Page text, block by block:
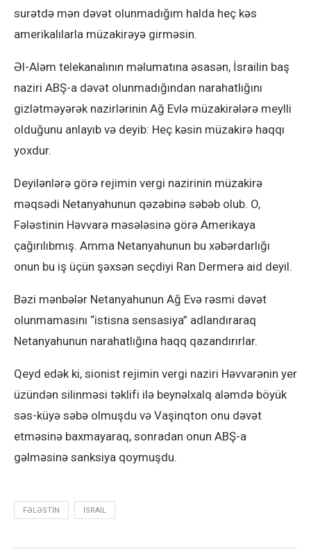
surətdə mən dəvət olunmadığım halda heç kəs
amerikalılarla müzakirəyə girməsin.
Əl-Aləm telekanalının məlumatına əsasən, İsrailin baş
naziri ABŞ-a dəvət olunmadığından narahatlığını
gizlətməyərək nazirlərinin Ağ Evlə müzakirələrə meylli
olduğunu anlayıb və deyib: Heç kəsin müzakirə haqqı
yoxdur.
Deyilənlərə görə rejimin vergi nazirinin müzakirə
məqsədi Netanyahunun qəzəbinə səbəb olub. O,
Fələstinin Həvvarə məsələsinə görə Amerikaya
çağırılıbmış. Amma Netanyahunun bu xəbərdarlığı
onun bu iş üçün şəxsən seçdiyi Ran Dermerə aid deyil.
Bəzi mənbələr Netanyahunun Ağ Evə rəsmi dəvət
olunmamasını “istisna sensasiya” adlandıraraq
Netanyahunun narahatlığına haqq qazandırırlar.
Qeyd edək ki, sionist rejimin vergi naziri Həvvarənin yer
üzündən silinməsi təklifi ilə beynəlxalq aləmdə böyük
səs-küyə səbə olmuşdu və Vaşinqton onu dəvət
etməsinə baxmayaraq, sonradan onun ABŞ-a
gəlməsinə sanksiya qoymuşdu.
FƏLƏSTIN ISRAIL